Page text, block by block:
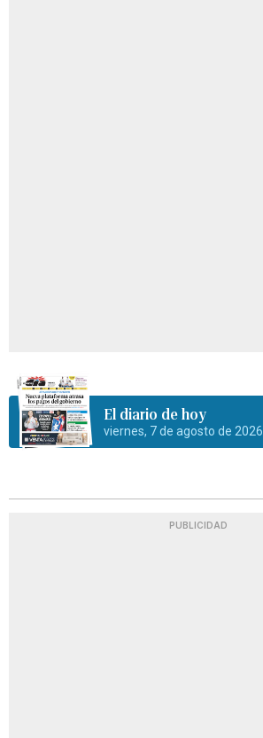
El diario de hoy
viernes, 7 de agosto de 2026
PUBLICIDAD